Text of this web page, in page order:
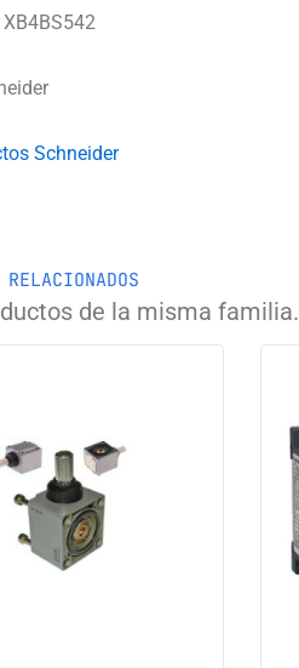
XB4BS542
Schneider
RELACIONADOS
de la misma familia.